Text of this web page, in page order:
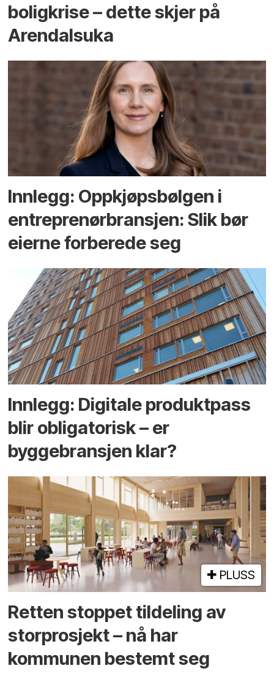
bolig­krise – dette skjer på
Arendals­uka
Innlegg: Oppkjøps­bølgen i
entreprenør­bransjen: Slik bør
eierne forberede seg
Innlegg: Digitale produktpass
blir obligatorisk – er
byggebransjen klar?
PLUSS
Retten stoppet tildeling av
storprosjekt – nå har
kommunen bestemt seg